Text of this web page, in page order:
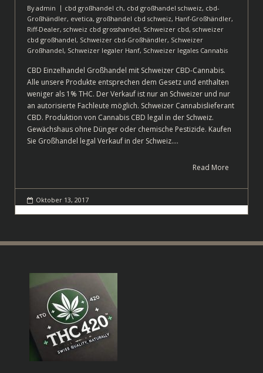
Byadmin cbd großhandel ch, cbd großhandel schweiz, cbd-
Großhändler, evetica, großhandel cbd schweiz, Hanf-Großhändler,
Riff-Dealer, schweiz cbd grosshandel, Schweizer cbd, schweizer
cbd großhandel, Schweizer cbd-Großhändler, Schweizer
Großhandel, Schweizer legaler Hanf, Schweizer legales Cannabis
CBD Einzelhandel Großhandel mit Schweizer CBD-Cannabis.
Alle unsere Produkte entsprechen dem Gesetz und enthalten
weniger als 1% THC. Der Verkauf ist nur an Schweizer und nur
an autorisierte Fachleute möglich. Schweizer Cannabislieferant
CBD. Produktion von Cannabis CBD legal in der Schweiz.
Gewächshaus ohne Dünger oder chemische Pestizide. Kaufen
Sie Großhandel legal Verkauf in der Schweiz.…
Read More
Oktober 13, 2017